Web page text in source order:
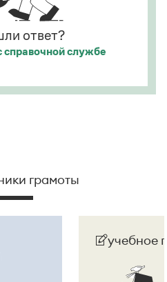
ответ?
справочной службе
грамоты
учебное